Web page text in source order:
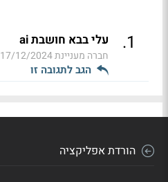
1
. עלי בבא חושבת ai
חברה מעניינת17/12/2024 17:53
הגב לתגובה זו
הורדת אפליקציה